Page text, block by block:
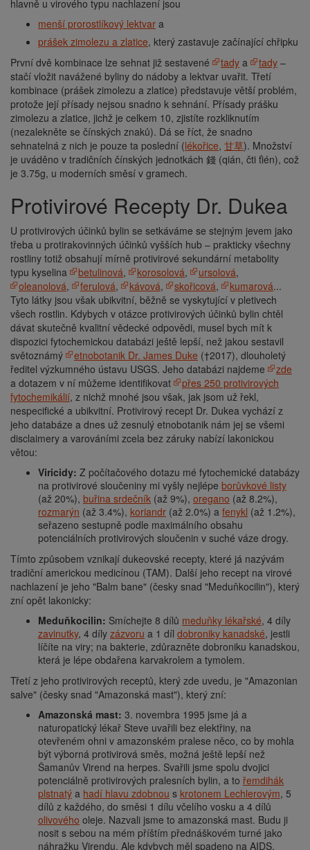
hlavně u virového typu nachlazení jsou
menší prorostlíkový lektvar a
prášek zimolezu a zlatice, který zastavuje začínající chřipku
První dvě kombinace lze sehnat již sestavené
tady a tady –
stačí vložit navážené byliny do nádoby a lektvar uvařit. Třetí
kombinace (prášek zimolezu a zlatice) představuje větší problém,
protože její přísady nejsou snadno k sehnání. Přísady prášku
zimolezu a zlatice, jichž je celkem 10, zjistíte rozkliknutím
(nezalekněte se čínských znaků). Dá se říct, že snadno
sehnatelná z nich je pouze ta poslední (lékořice, 甘草). Množství
je uváděno v tradičních čínských jednotkách 錢 (qián, čti ťién), což
je 3.75g, u moderních směsí v gramech.
Protivirové Recepty Dr. Dukea
U protivirových účinků bylin se setkáváme se stejným jevem jako
třeba u protirakovinných účinků vyšších hub – prakticky všechny
rostliny totiž obsahují mírně protivirové sekundární metabolity
typu kyselina
betulinová, korosolová, ursolová,
oleanolová, ferulová, kávová, skořicová, kumarová...
Tyto látky jsou však ubikvitní, běžně se vyskytující v pletivech
všech rostlin. Kdybych v otázce protivirových účinků bylin chtěl
dávat skutečně kvalitní vědecké odpovědi, musel bych mít k
dispozici fytochemickou databázi ještě lepší, než jakou sestavil
světoznámý
etnobotanik Dr. James Duke (†2017), dlouholetý
ředitel výzkumného ústavu USGS. Jeho databázi najdeme
zde
a dotazem v ní můžeme identifikovat
přes 250 protivirových
fytochemikálií, z nichž mnohé jsou však, jak jsom už řekl,
nespecifické a ubikvitní. Protivirový recept Dr. Dukea vychází z
jeho databáze a dnes už zesnulý etnobotanik nám jej se všemi
disclaimery a varováními zcela bez záruky nabízí lakonickou
větou:
Viricidy: Z počítačového dotazu mé fytochemické databázy
na protivirové sloučeniny mi vyšly nejlépe borůvkové listy
(až 20%), buřina srdečník (až 9%), oregano (až 8.2%),
rozmarýn (až 3.4%), koriandr (až 2.0%) a fenykl (až 1.2%),
seřazeno sestupně podle maximálního obsahu
potenciálních protivirových sloučenin v suché váze drogy.
Tímto způsobem vznikají dukeovské recepty, které já nazývám
tradiční americkou medicínou (TAM). Další jeho recept na virové
nachlazení je jeho "Balm bane" (česky snad "Meduňkocilin"), který
zní opět lakonicky:
Meduňkocilin: Smíchejte 8 dílů meduňky lékařské, 4 díly
zavinutky, 4 díly zázvoru a 1 díl dobroniky kanadské, jestli
líčíte na viry; na bakterie, zdůrazněte dobroniku kanadskou,
která je lépe obdařena karvakrolem a tymolem.
Třetí z jeho protivirových receptů, který zde uvedu, je "Amazonian
salve" (česky snad "Amazonská mast"), který zní:
Amazonská mast: 3. novembra 1995 jsme já a
naturopatický lékař Steve uvařili bez elektřiny, na
otevřeném ohni v amazonském pralese něco, co by mohla
být výborná protivirová směs, možná ještě lepší než
Šamanův Virend na herpes. Svařili jsme spolu dvojici
potenciálně protivirových pralesních bylin, a to řemdihák
plstnatý a hadí hlavu zdobnou s krotonem Lechlerovým, 5
dílů z každého, do směsi 1 dílu včelího vosku a 4 dílů
olivového oleje. Nazvali jsme to amazonská mast. Budu ji
nosit s sebou na mém příštím přednáškovém turné jako
náhražku Virendu. Ale kdybych měl spadeno na AIDS,